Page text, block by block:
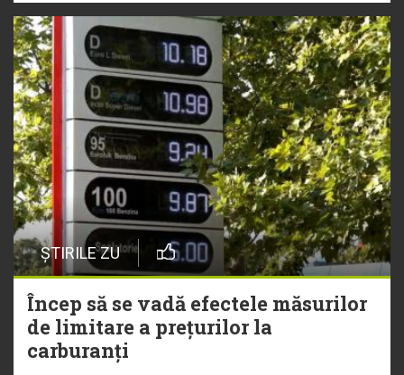
ȘTIRILE ZU
Încep să se vadă efectele măsurilor
de limitare a prețurilor la
carburanți